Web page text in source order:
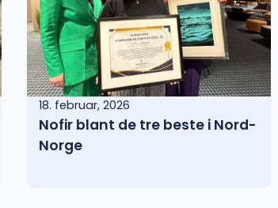
18. februar, 2026
Nofir blant de tre beste i Nord-
Norge